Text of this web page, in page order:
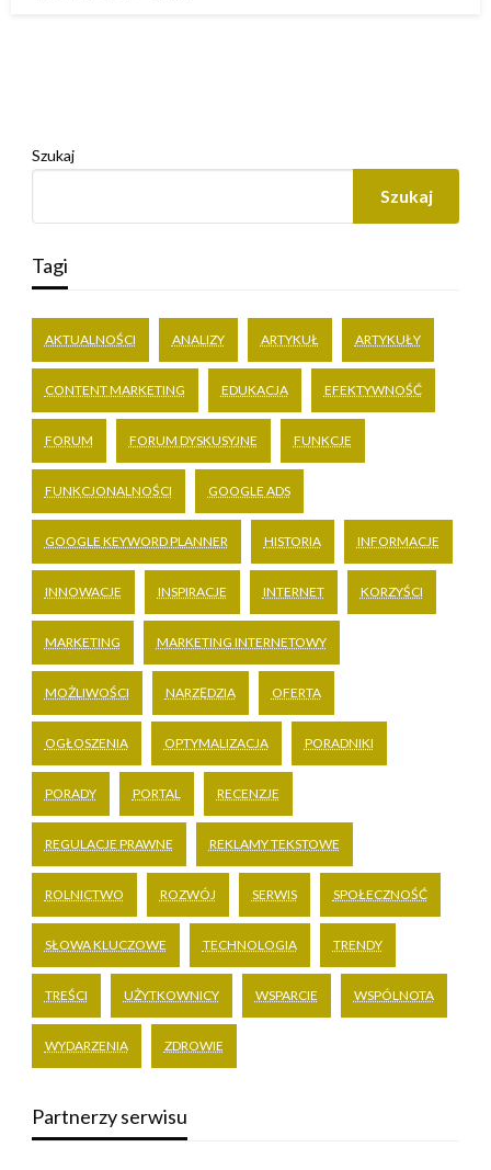
Szukaj
Szukaj
Tagi
AKTUALNOŚCI ANALIZY ARTYKUŁ ARTYKUŁY
CONTENT MARKETING EDUKACJA EFEKTYWNOŚĆ
FORUM FORUM DYSKUSYJNE FUNKCJE
FUNKCJONALNOŚCI GOOGLE ADS
GOOGLE KEYWORD PLANNER HISTORIA INFORMACJE
INNOWACJE INSPIRACJE INTERNET KORZYŚCI
MARKETING MARKETING INTERNETOWY
MOŻLIWOŚCI NARZĘDZIA OFERTA
OGŁOSZENIA OPTYMALIZACJA PORADNIKI
PORADY PORTAL RECENZJE
REGULACJE PRAWNE REKLAMY TEKSTOWE
ROLNICTWO ROZWÓJ SERWIS SPOŁECZNOŚĆ
SŁOWA KLUCZOWE TECHNOLOGIA TRENDY
TREŚCI UŻYTKOWNICY WSPARCIE WSPÓLNOTA
WYDARZENIA ZDROWIE
Partnerzy serwisu